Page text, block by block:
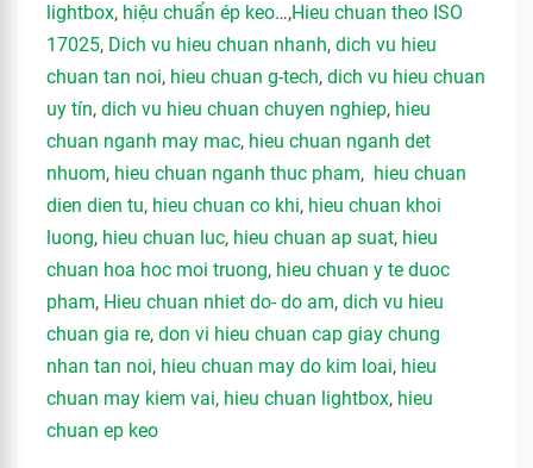
lightbox, hiệu chuẩn ép keo…,Hieu chuan theo ISO
17025, Dich vu hieu chuan nhanh, dich vu hieu
chuan tan noi, hieu chuan g-tech, dich vu hieu chuan
uy tín, dich vu hieu chuan chuyen nghiep, hieu
chuan nganh may mac, hieu chuan nganh det
nhuom, hieu chuan nganh thuc pham, hieu chuan
dien dien tu, hieu chuan co khi, hieu chuan khoi
luong, hieu chuan luc, hieu chuan ap suat, hieu
chuan hoa hoc moi truong, hieu chuan y te duoc
pham, Hieu chuan nhiet do- do am, dich vu hieu
chuan gia re, don vi hieu chuan cap giay chung
nhan tan noi, hieu chuan may do kim loai, hieu
chuan may kiem vai, hieu chuan lightbox, hieu
chuan ep keo